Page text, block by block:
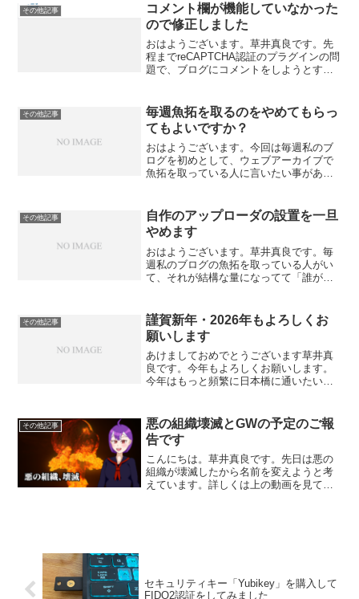
その他記事
コメント欄が機能していなかった
ので修正しました
おはようございます。草井真良です。先
程までreCAPTCHA認証のプラグインの問
題で、ブログにコメントをしようとする
している事にTwitterでご指摘を受...
その他記事
毎週魚拓を取るのをやめてもらっ
てもよいですか？
おはようございます。今回は毎週私のブ
ログを初めとして、ウェブアーカイブで
魚拓を取っている人に言いたい事があり
や他のサイトの魚拓を取るのはやめてく
ださい。有益な情報やペー...
その他記事
自作のアップローダの設置を一旦
やめます
おはようございます。草井真良です。毎
週私のブログの魚拓を取っている人がい
て、それが結構な量になってて「誰が」
る人がいたらできればコメントしてくだ
さい。実害はないのですが...
その他記事
謹賀新年・2026年もよろしくお
願いします
あけましておめでとうございます草井真
良です。今年もよろしくお願いします。
今年はもっと頻繁に日本橋に通いたいと
が高騰しているので難しいかもしれませ
んが頑張ります。
その他記事
悪の組織壊滅とGWの予定のご報
告です
こんにちは。草井真良です。先日は悪の
組織が壊滅したから名前を変えようと考
えています。詳しくは上の動画を見てく
セキュリティキー「Yubikey」を購入して
FIDO2認証をしてみました